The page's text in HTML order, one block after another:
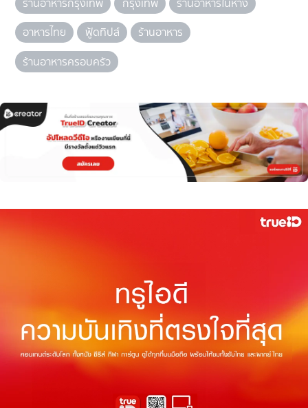
อาหารไทย
ฟู้ดทิปส์
ร้านอาหาร
ร้านอาหารครอบครัว